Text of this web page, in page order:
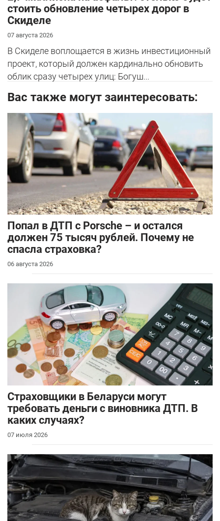
стоить обновление четырех дорог в
Скиделе
07 августа 2026
В Скиделе воплощается в жизнь инвестиционный
проект, который должен кардинально обновить
облик сразу четырех улиц: Богуш...
Вас также могут заинтересовать:
​Попал в ДТП с Porsche – и остался
должен 75 тысяч рублей. Почему не
спасла страховка?
06 августа 2026
Страховщики в Беларуси могут
требовать деньги с виновника ДТП. В
каких случаях?
07 июля 2026